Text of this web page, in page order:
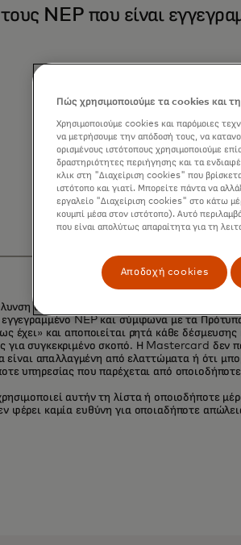
τους NEP που είναι
οποιασδήποτε οντότητας μπορεί να
εγγεγραμμένο NEP και σύμφωνα με τα
έχει» και αποποιείται ρητά κάθε
για συγκεκριμένο σκοπό. Η Mastercard δεν
είναι απαλλαγμένη από ελαττώματα ή ότι
υπηρεσίας που παρέχεται από
αυτήν τη λίστα ή οποιοδήποτε
καμία ευθύνη για οποιαδήποτε
Πώς χρησιμοποιούμε τα cookies και
Χρησιμοποιούμε cookies και παρόμοιες
να μετρήσουμε την απόδοσή τους, να
ορισμένους ιστότοπους χρησιμοποιούμε
δραστηριότητες περιήγησης και τα
κλικ στη "Διαχείριση cookies" που
ιστότοπο και γιατί. Μπορείτε πάντα να
εργαλείο "Διαχείριση cookies" στο κάτω
κουμπί μέσα στον ιστότοπο). Αυτό
που είναι απολύτως απαραίτητα για τη
Αποδοχή cookies